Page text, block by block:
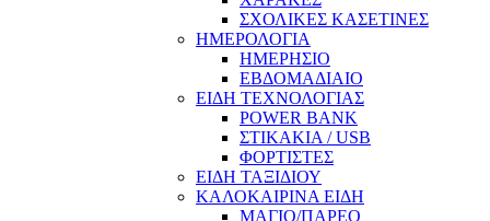
ΣΧΟΛΙΚΕΣ ΚΑΣΕΤΙΝΕΣ
ΗΜΕΡΟΛΟΓΙΑ
ΗΜΕΡΗΣΙΟ
ΕΒΔΟΜΑΔΙΑΙΟ
ΕΙΔΗ ΤΕΧΝΟΛΟΓΙΑΣ
POWER BANK
ΣΤΙΚΑΚΙΑ / USB
ΦΟΡΤΙΣΤΕΣ
ΕΙΔΗ ΤΑΞΙΔΙΟΥ
ΚΑΛΟΚΑΙΡΙΝΑ ΕΙΔΗ
ΜΑΓΙΟ/ΠΑΡΕΟ